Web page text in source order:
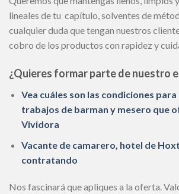
lineales de tu capítulo, solventes de
cualquier duda que tengan nuestros
cobro de los productos con rapidez y
¿Quieres formar parte de nuestro
Vea cuáles son las condiciones
trabajos de barman y mesero que
Vividora
Vacante de camarero, hotel de
contratando
Nos fascinará que apliques a la oferta.